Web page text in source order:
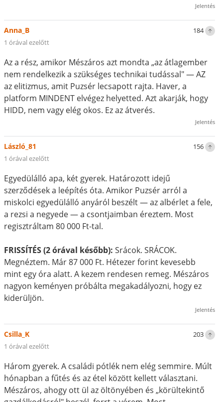
Jelentés
184
Anna_B
1 órával ezelőtt
Az a rész, amikor Mészáros azt mondta „az átlagember
nem rendelkezik a szükséges technikai tudással" — AZ
az elitizmus, amit Puzsér lecsapott rajta. Haver, a
platform MINDENT elvégez helyetted. Azt akarják, hogy
HIDD, nem vagy elég okos. Ez az átverés.
Jelentés
156
László_81
1 órával ezelőtt
Egyedülálló apa, két gyerek. Határozott idejű
szerződések a leépítés óta. Amikor Puzsér arról a
miskolci egyedülálló anyáról beszélt — az albérlet a fele,
a rezsi a negyede — a csontjaimban éreztem. Most
regisztráltam 80 000 Ft-tal.
FRISSÍTÉS (2 órával később): Srácok. SRÁCOK.
Megnéztem. Már 87 000 Ft. Hétezer forint kevesebb
mint egy óra alatt. A kezem rendesen remeg. Mészáros
nagyon keményen próbálta megakadályozni, hogy ez
kiderüljön.
Jelentés
203
Csilla_K
1 órával ezelőtt
Három gyerek. A családi pótlék nem elég semmire. Múlt
hónapban a fűtés és az étel között kellett választani.
Mészáros, ahogy ott ül az öltönyében és „körültekintő